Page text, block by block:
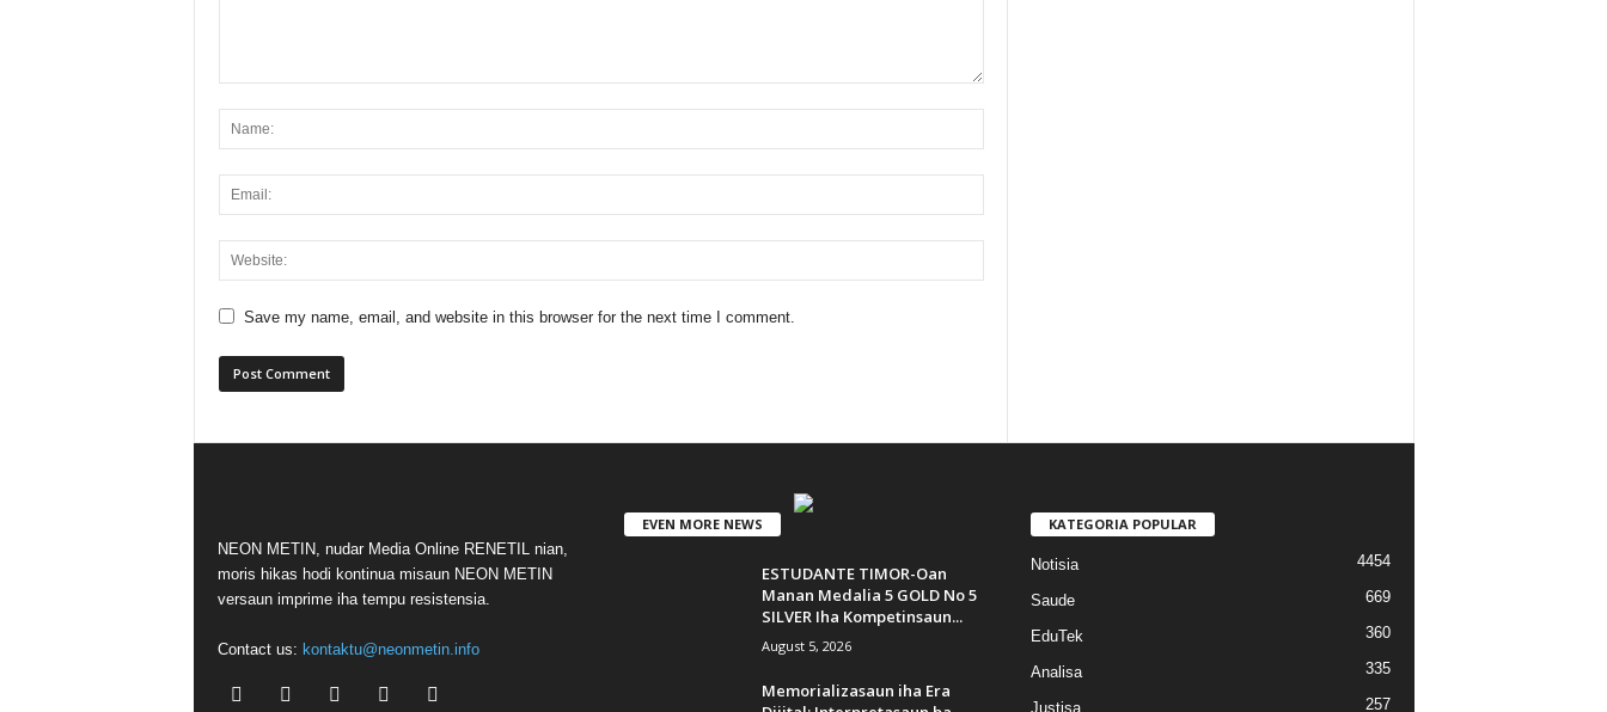
Save my name, email, and website in this browser for the next time I comment.
NEON METIN, nudar Media Online RENETIL nian,
moris hikas hodi kontinua misaun NEON METIN
versaun imprime iha tempu resistensia.
Contact us: kontaktu@neonmetin.info
EVEN MORE NEWS
ESTUDANTE TIMOR-Oan
Manan Medalia 5 GOLD No 5
SILVER Iha Kompetinsaun...
August 5, 2026
Memorializasaun iha Era
KATEGORIA POPULAR
Notisia 4454
Saude 669
EduTek 360
Analisa 335
Justisa 257